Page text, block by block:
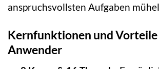
anspruchsvollsten Aufgaben
Kernfunktionen und
Anwender